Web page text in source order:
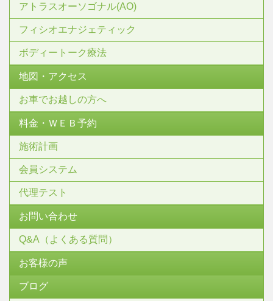
アトラスオーソゴナル(AO)
フィシオエナジェティック
ボディートーク療法
地図・アクセス
お車でお越しの方へ
料金・ＷＥＢ予約
施術計画
会員システム
代理テスト
お問い合わせ
Q&A（よくある質問）
お客様の声
ブログ